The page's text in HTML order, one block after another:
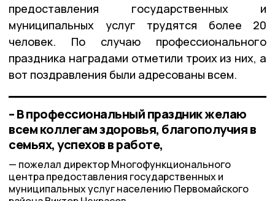
предоставления государственных и
муниципальных услуг трудятся более 20
человек. По случаю профессионального
праздника наградами отметили троих из них, а
вот поздравления были адресованы всем.
– В профессиональный праздник желаю
всем коллегам здоровья, благополучия в
семьях, успехов в работе,
пожелал директор Многофункционального
центра предоставления государственных и
муниципальных услуг населению Первомайского